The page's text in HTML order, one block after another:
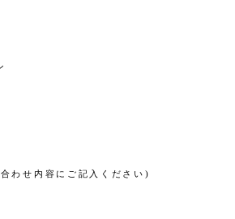
わせ内容にご記入ください)